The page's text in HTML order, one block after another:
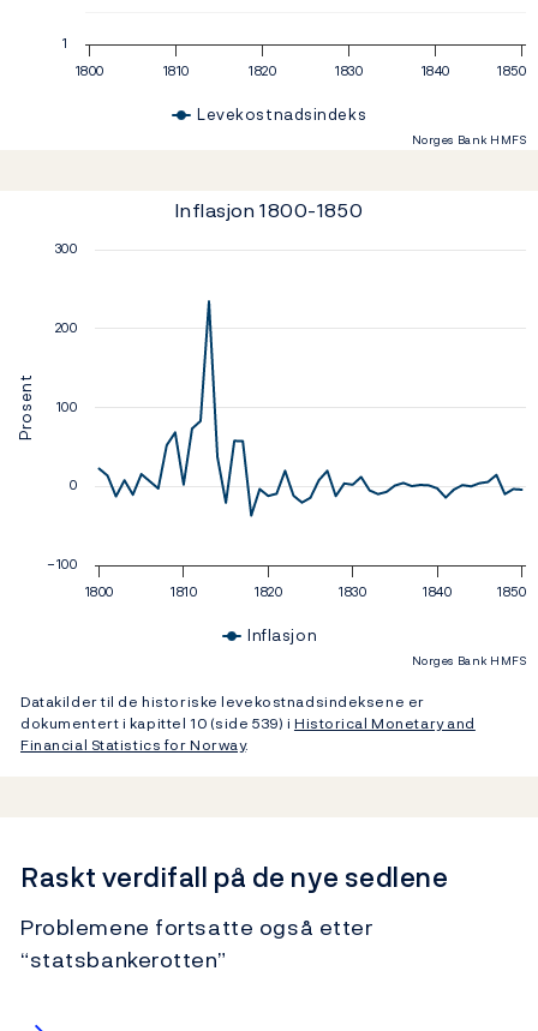
Levekostnadsindeks
1800 1810 1820 1830 1840 1850
1
Norges Bank HMFS
Line chart with 51 data points.
The chart has 1 X axis displaying values. Data
Prosent
Inflasjon 1800-1850
Inflasjon
1800 1810 1820 1830 1840 1850
−100
0
100
200
300
Norges Bank HMFS
Datakilder til de historiske levekostnadsindeksene er
dokumentert i kapittel 10 (side 539) i Historical Monetary and
Financial Statistics for Norway.
Raskt verdifall på de nye sedlene
Problemene fortsatte også etter
“statsbankerotten”